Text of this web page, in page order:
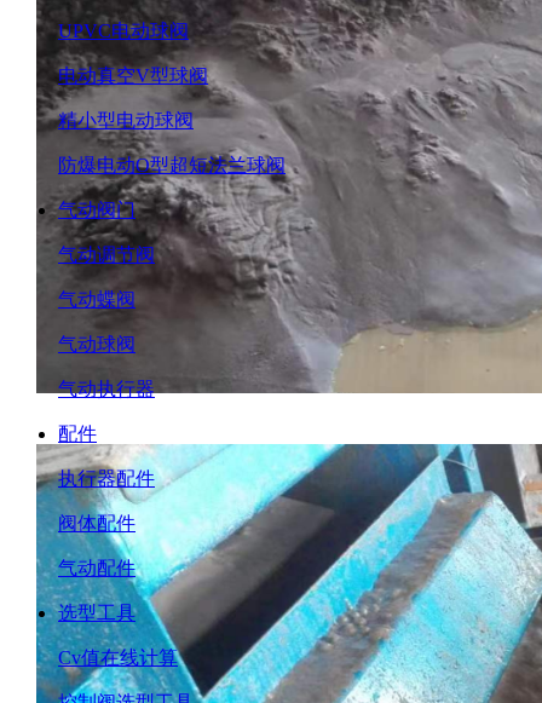
UPVC电动球阀
电动真空V型球阀
精小型电动球阀
防爆电动O型超短法兰球阀
气动阀门
气动调节阀
气动蝶阀
气动球阀
气动执行器
配件
执行器配件
阀体配件
气动配件
选型工具
Cv值在线计算